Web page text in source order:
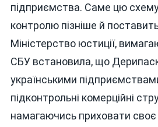
підприємства. Саме цю
контролю пізніше й
Міністерство юстиції,
СБУ встановила, що
українськими
підконтрольні комерційні
намагаючись приховати